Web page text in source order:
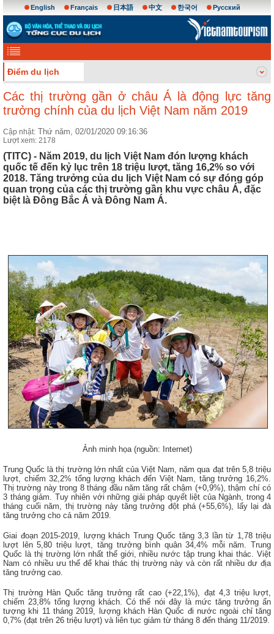
English Français 日本語 中文 한국어 Русский
Điểm du lịch
Các thị trường gần ở châu Á là động lực tăng
trưởng chính của du lịch Việt Nam năm 2019
Cập nhật: Thứ năm, 02/01/2020 09:16:36
Lượt xem: 2178
(TITC) - Năm 2019, du lịch Việt Nam đón lượng khách
quốc tế đến kỷ lục trên 18 triệu lượt, tăng 16,2% so với
2018. Tăng trưởng của du lịch Việt Nam có sự đóng góp
quan trọng của các thị trường gần khu vực châu Á, đặc
biệt là Đông Bắc Á và Đông Nam Á.
Ảnh minh họa (nguồn: Internet)
Trung Quốc là thị trường lớn nhất của Việt Nam, năm qua đạt trên 5,8 triệu
lượt, chiếm 32,2% tổng lượng khách đến Việt Nam, tăng trưởng 16,2%.
Thị trường này trong 8 tháng đầu năm tăng rất chậm (+0,9%), thậm chí có
3 tháng giảm. Tuy nhiên với những giải pháp quyết liệt của Ngành, trong 4
tháng cuối năm, thị trường này tăng trưởng đột phá (+55,6%), lấy lại đà
tăng trưởng cho cả năm 2019.
Giai đoạn 2015-2019, lượng khách Trung Quốc tăng 3,3 lần từ 1,78 triệu
lượt lên 5,80 triệu lượt, tăng trưởng bình quân 34,4% mỗi năm. Trung
Quốc là thị trường lớn nhất thế giới, nhiều nước tập trung khai thác. Việt
Nam có nhiều ưu thế để khai thác thị trường này và còn rất nhiều dư địa
tăng trưởng cao.
Thị trườngHàn Quốc tăng trưởng rất cao (+22,1%), đạt 4,3 triệu lượt,
chiếm 23,8% tổng lượng khách. Có thể nói đây là mức tăng trưởng ấn
tượng khi 11 tháng 2019, lượng khách Hàn Quốc đi nước ngoài chỉ tăng
0,7% (đạt trên 26 triệu lượt) và liên tục giảm từ tháng 8 đến tháng 11/2019